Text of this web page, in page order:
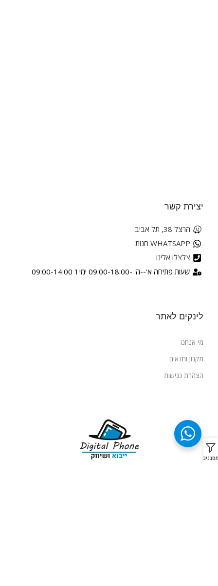
יצירת קשר
הרצל 38, תל אביב
WHATSAPP חנות
צלצלו אלינו
שעות פתיחה א'--ה' -09:00-18:00 ימי ו' 09:00-14:00
לינקים לאתר
מי אנחנו
תקנון ותנאים
הצהרת נגישות